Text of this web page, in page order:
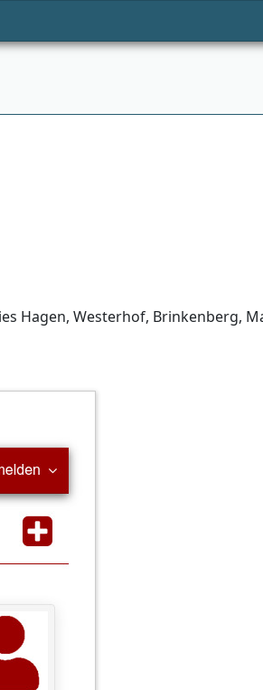
Westerhof, Brinkenberg,